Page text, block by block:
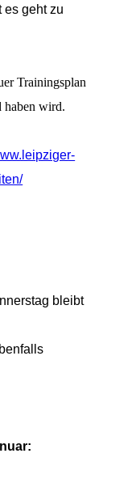
esgehtzu
Trainingsplan
haben wird.
bleibt